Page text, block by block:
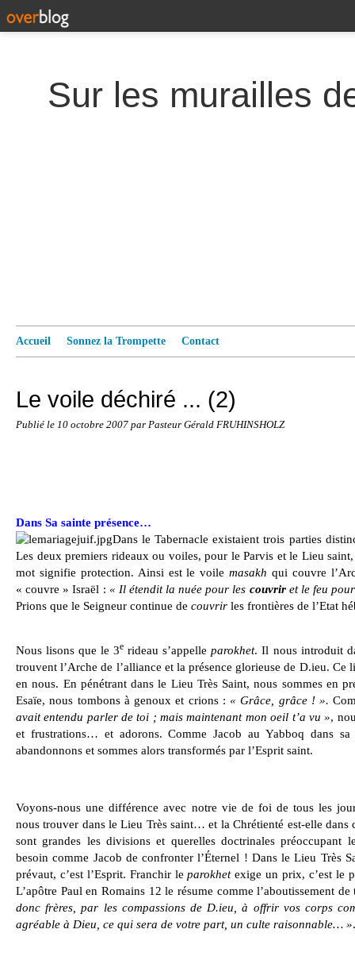
Accueil Sonnez la Trompette Contact
Le voile déchiré ... (2)
Publié le 10 octobre 2007 par Pasteur Gérald FRUHINSHOLZ
Dans Sa sainte présence…
Dans le Tabernacle existaient trois parties
Les deux premiers rideaux ou voiles, pour le Parvis et le Lieu
mot signifie protection. Ainsi est le voilemasakh qui couvre
« couvre » Israël : « Il étendit la nuée pour les couvriret le feu
Prions que le Seigneur continue de couvrir les frontières de l’Etat
Nous lisons que le 3e rideau s’appelleparokhet. Il nous introduit
trouvent l’Arche de l’alliance et la présence glorieuse de D.ieu. Ce
en nous. En pénétrant dans le Lieu Très Saint, nous sommes en
Esaïe, nous tombons à genoux et crions :« Grâce, grâce ! ».
avait entendu parler de toi ; mais maintenant mon oeil t’a vu »,
et frustrations… et adorons. Comme Jacob au Yabboq dans
abandonnons et sommes alors transformés par l’Esprit saint.
Voyons-nous une différence avec notre vie de foi de tous les
nous trouver dans le Lieu Très saint… et la Chrétienté est-elle dans
sont grandes les divisions et querelles doctrinales préoccupant
besoin comme Jacob de confronter l’Éternel ! Dans le Lieu Très
prévaut, c’est l’Esprit. Franchir leparokhetexige un prix, c’est le
L’apôtre Paul en Romains 12 le résume comme l’aboutissement
donc frères, par les compassions de D.ieu, à offrir vos corps
agréable à Dieu, ce qui sera de votre part, un culte raisonnable… ».